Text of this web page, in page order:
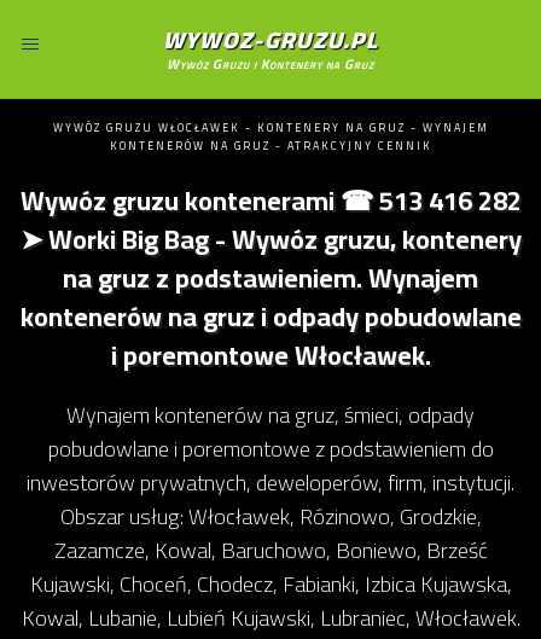
WYWOZ-GRUZU.PL
Wywóz Gruzu i Kontenery na Gruz
WYWÓZ GRUZU WŁOCŁAWEK - KONTENERY NA GRUZ - WYNAJEM
KONTENERÓW NA GRUZ - ATRAKCYJNY CENNIK
Wywóz gruzu kontenerami ☎ 513 416 282
➤ Worki Big Bag - Wywóz gruzu, kontenery
na gruz z podstawieniem. Wynajem
kontenerów na gruz i odpady pobudowlane
i poremontowe Włocławek.
Wynajem kontenerów na gruz, śmieci, odpady
pobudowlane i poremontowe z podstawieniem do
inwestorów prywatnych, deweloperów, firm, instytucji.
Obszar usług: Włocławek, Rózinowo, Grodzkie,
Zazamcze, Kowal, Baruchowo, Boniewo, Brześć
Kujawski, Choceń, Chodecz, Fabianki, Izbica Kujawska,
Kowal, Lubanie, Lubień Kujawski, Lubraniec, Włocławek.